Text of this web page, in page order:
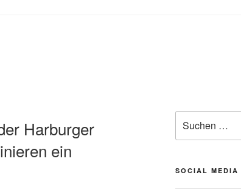
Harburger
ein
nach:
SOCIAL MEDIA